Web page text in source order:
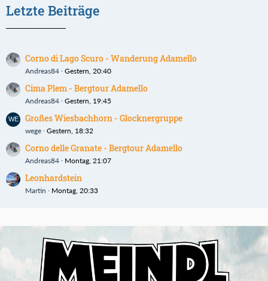
Letzte Beiträge
Corno di Lago Scuro - Wanderung Adamello
Andreas84 Gestern, 20:40
Cima Plem - Bergtour Adamello
Andreas84 Gestern, 19:45
Großes Wiesbachhorn - Glocknergruppe
wege Gestern, 18:32
Corno delle Granate - Bergtour Adamello
Andreas84 Montag, 21:07
Leonhardstein
Martin Montag, 20:33